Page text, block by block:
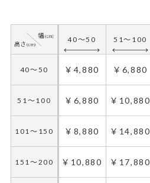
40～50 51～100
40～50 ￥4,880 ￥6,880
51～100 ￥6,880 ￥10,880
101～150 ￥8,880 ￥14,880
151～200 ￥10,880 ￥17,880